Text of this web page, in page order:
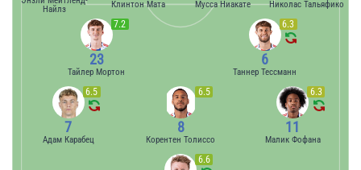
Николас Тальяфико
Мусса Ниакате
Клинтон Мата
Найлз
6.3
6
Таннер Тессманн
7.2
23
Тайлер Мортон
6.3
11
Малик Фофана
6.5
8
Корентен Толиссо
6.5
7
Адам Карабец
6.6